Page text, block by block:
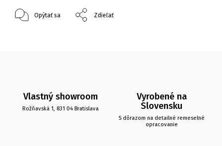
Opýtať sa Zdieľať
Vlastný showroom
Rožňavská 1, 831 04 Bratislava
Vyrobené na
Slovensku
S dôrazom na detailné remeselné
opracovanie